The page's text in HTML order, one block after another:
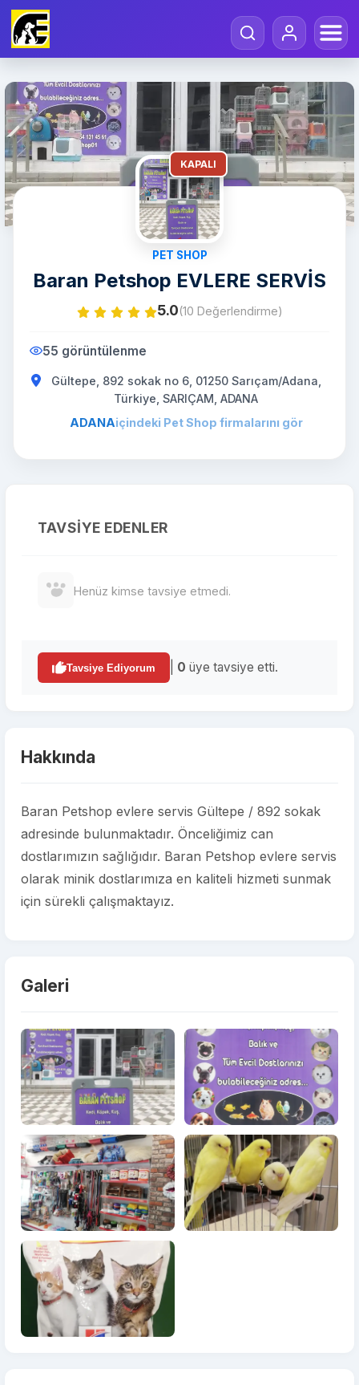
KAPALI
PET SHOP
Baran Petshop EVLERE SERVİS
5.0(10 Değerlendirme)
55 görüntülenme
Gültepe, 892 sokak no 6, 01250 Sarıçam/Adana,
Türkiye, SARIÇAM, ADANA
ADANAiçindeki Pet Shop firmalarını gör
TAVSIYE EDENLER
Henüz kimse tavsiye etmedi.
Tavsiye Ediyorum 0 üye tavsiye etti.
Hakkında
Baran Petshop evlere servis Gültepe / 892 sokak
adresinde bulunmaktadır. Önceliğimiz can
dostlarımızın sağlığıdır. Baran Petshop evlere servis
olarak minik dostlarımıza en kaliteli hizmeti sunmak
için sürekli çalışmaktayız.
Galeri